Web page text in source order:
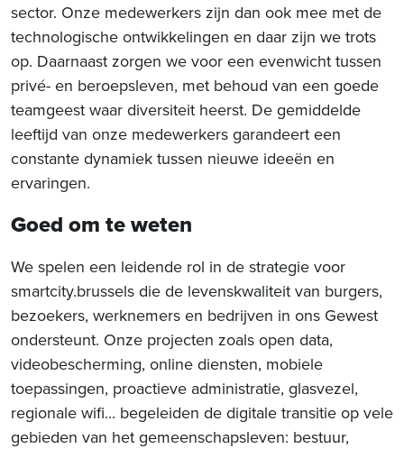
sector. Onze medewerkers zijn dan ook mee met de
technologische ontwikkelingen en daar zijn we trots
op. Daarnaast zorgen we voor een evenwicht tussen
privé- en beroepsleven, met behoud van een goede
teamgeest waar diversiteit heerst. De gemiddelde
leeftijd van onze medewerkers garandeert een
constante dynamiek tussen nieuwe ideeën en
ervaringen.
Goed om te weten
We spelen een leidende rol in de strategie voor
smartcity.brussels die de levenskwaliteit van burgers,
bezoekers, werknemers en bedrijven in ons Gewest
ondersteunt. Onze projecten zoals open data,
videobescherming, online diensten, mobiele
toepassingen, proactieve administratie, glasvezel,
regionale wifi... begeleiden de digitale transitie op vele
gebieden van het gemeenschapsleven: bestuur,